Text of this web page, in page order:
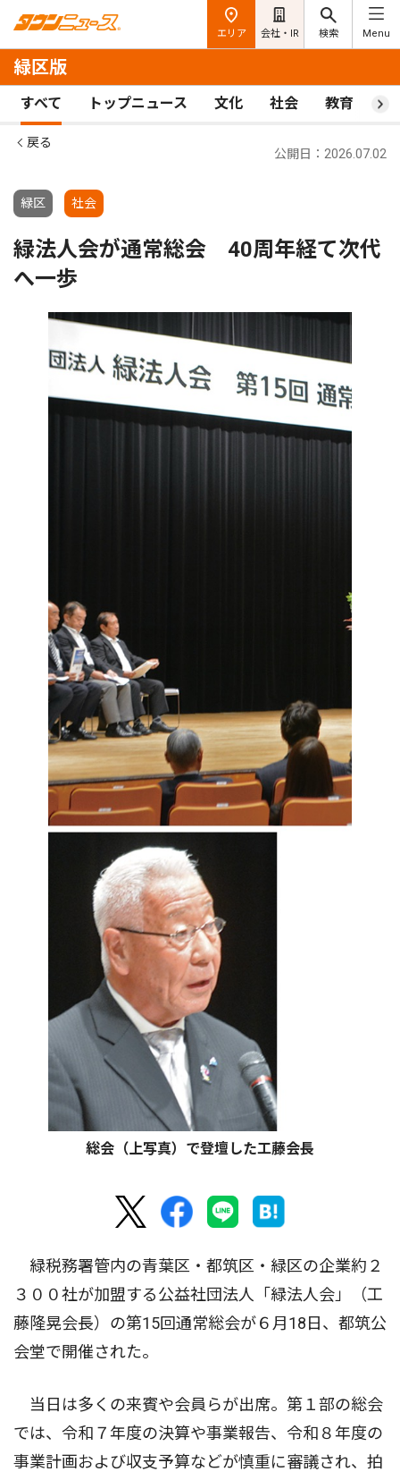
エリア 会社・IR 検索 Menu
緑区版
すべて トップニュース 文化 社会 教育 ス
戻る
緑区 社会
公開日：2026.07.02
緑法人会が通常総会 40周年経て次代
へ一歩
総会（上写真）で登壇した工藤会長
緑税務署管内の青葉区・都筑区・緑区の企業約２
３００社が加盟する公益社団法人「緑法人会」（工
藤隆晃会長）の第15回通常総会が６月18日、都筑公
会堂で開催された。
当日は多くの来賓や会員らが出席。第１部の総会
では、令和７年度の決算や事業報告、令和８年度の
事業計画および収支予算などが慎重に審議され、拍